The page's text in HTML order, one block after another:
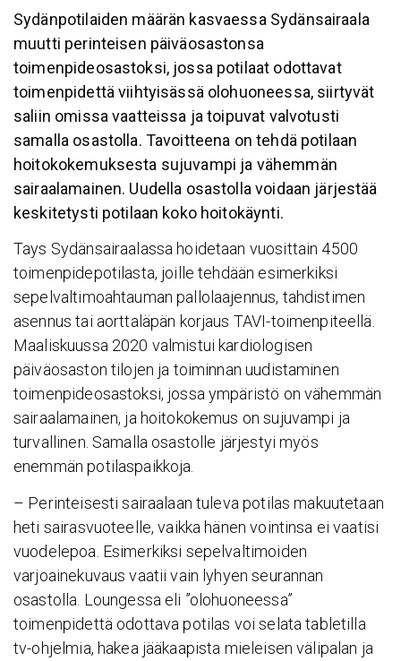
Sydänpotilaiden määrän kasvaessa Sydänsairaala
muutti perinteisen päiväosastonsa
toimenpideosastoksi, jossa potilaat odottavat
toimenpidettä viihtyisässä olohuoneessa, siirtyvät
saliin omissa vaatteissa ja toipuvat valvotusti
samalla osastolla. Tavoitteena on tehdä potilaan
hoitokokemuksesta sujuvampi ja vähemmän
sairaalamainen. Uudella osastolla voidaan järjestää
keskitetysti potilaan koko hoitokäynti.
Tays Sydänsairaalassa hoidetaan vuosittain 4500
toimenpidepotilasta, joille tehdään esimerkiksi
sepelvaltimoahtauman pallolaajennus, tahdistimen
asennus tai aorttaläpän korjaus TAVI-toimenpiteellä.
Maaliskuussa 2020 valmistui kardiologisen
päiväosaston tilojen ja toiminnan uudistaminen
toimenpideosastoksi, jossa ympäristö on vähemmän
sairaalamainen, ja hoitokokemus on sujuvampi ja
turvallinen. Samalla osastolle järjestyi myös
enemmän potilaspaikkoja.
– Perinteisesti sairaalaan tuleva potilas makuutetaan
heti sairasvuoteelle, vaikka hänen vointinsa ei vaatisi
vuodelepoa. Esimerkiksi sepelvaltimoiden
varjoainekuvaus vaatii vain lyhyen seurannan
osastolla. Loungessa eli ”olohuoneessa”
toimenpidettä odottava potilas voi selata tabletilla
tv-ohjelmia, hakea jääkaapista mieleisen välipalan ja